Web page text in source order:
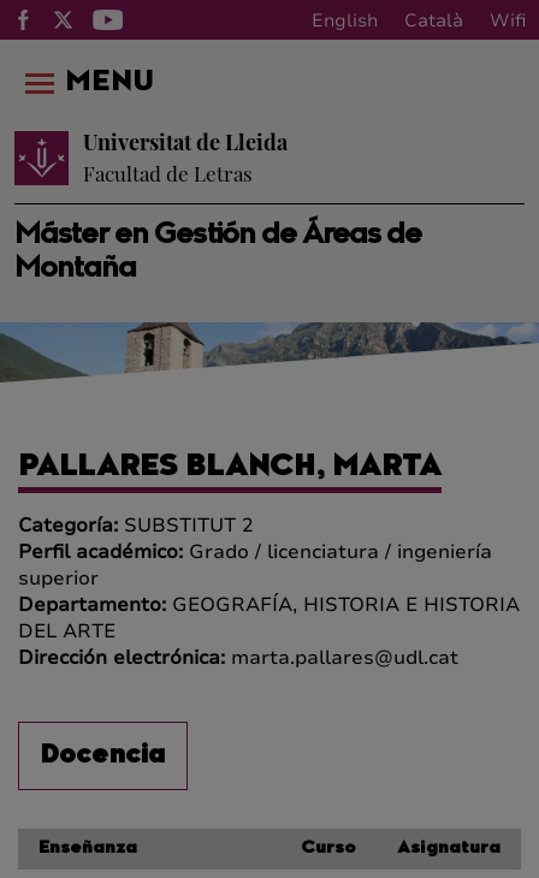
English Català Wifi
Máster en Gestión de Áreas de
Montaña
Universitat de Lleida
Facultad de Letras
MENU
PALLARES BLANCH, MARTA
Categoría: SUBSTITUT 2
Perfil académico: Grado / licenciatura / ingeniería
superior
Departamento: GEOGRAFÍA, HISTORIA E HISTORIA
DEL ARTE
Dirección electrónica: marta.pallares@udl.cat
Docencia
Enseñanza Curso Asignatura